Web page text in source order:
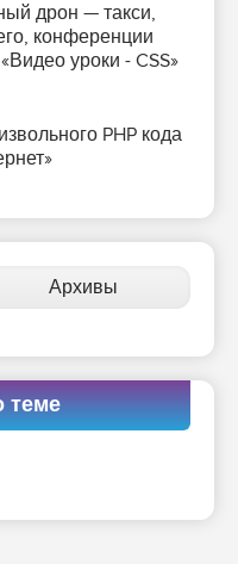
дрон — такси,
конференции
уроки - CSS»
PHP кода
Архивы
теме